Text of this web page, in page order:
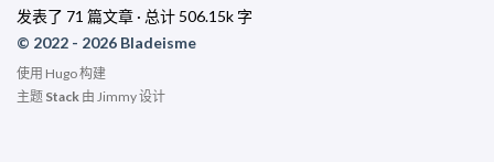
发表了 71 篇文章 · 总计 506.15k 字
© 2022 - 2026 Bladeisme
使用 Hugo构建
主题 Stack 由 Jimmy设计